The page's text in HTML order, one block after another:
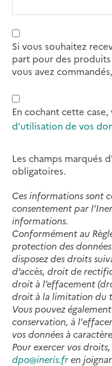
Si vous souhaitez
part pour des produits
vous avez
En cochant cette
d'utilisation de vos
Les champs marqués
obligatoires.
Ces informations sont
consentement par
informations.
Conformément au
protection des
disposez des droits
d’accès, droit de
droit à l’effacement
droit à la limitation du
Vous pouvez
conservation, à
vos données à
Pour exercer vos
dpo@ineris.fren